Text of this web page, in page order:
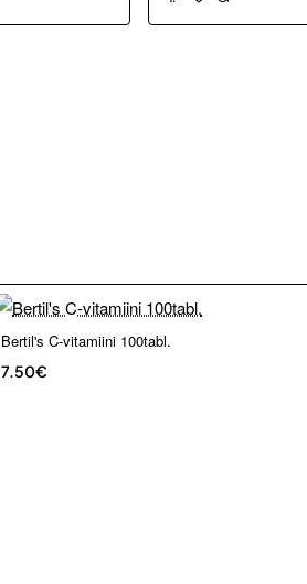
Loppu verkosta ja Porvoosta
Bertil's C-vitamiini 100tabl.
7.50€